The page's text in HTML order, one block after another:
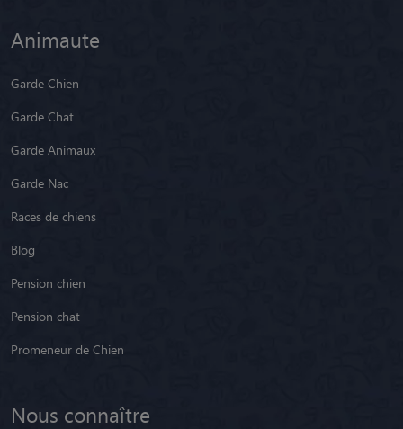
Animaute
Garde Chien
Garde Chat
Garde Animaux
Garde Nac
Races de chiens
Blog
Pension chien
Pension chat
Promeneur de Chien
Nous connaître